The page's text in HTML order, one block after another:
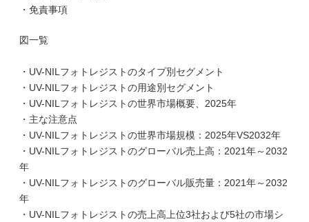
・免責事項
図一覧
・UV-NILフォトレジストのタイプ別セグメント
・UV-NILフォトレジストの用途別セグメント
・UV-NILフォトレジストの世界市場概要、2025年
・主な注意点
・UV-NILフォトレジストの世界市場規模：2025年VS2032年
・UV-NILフォトレジストのグローバル売上高：2021年～2032
年
・UV-NILフォトレジストのグローバル販売量：2021年～2032
年
・UV-NILフォトレジストの売上高上位3社および5社の市場シ